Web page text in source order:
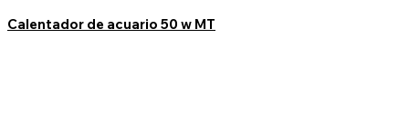
Calentador de acuario 50 w MT